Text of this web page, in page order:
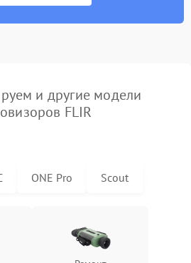
и другие модели
FLIR
ONE Pro Scout